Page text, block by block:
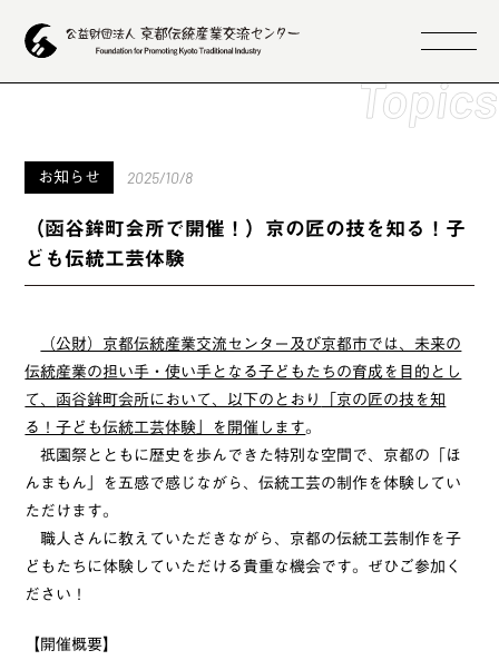
お知らせ 2025/10/8
（函谷鉾町会所で開催！）京の匠の技を知る！子
ども伝統工芸体験
（公財）京都伝統産業交流センター及び京都市では、未来の
伝統産業の担い手・使い手となる子どもたちの育成を目的とし
て、 函谷鉾町会所において、以下のとおり
「京の匠の技を知
る！子ども伝統工芸体験」を開催 します。
祇園祭とともに歴史を歩んできた特別な空間で、京都の「ほ
んまもん」を五感で感じながら、伝統工芸の制作を体験してい
ただけます。
職人さんに教えていただきながら、京都の伝統工芸制作を子
どもたちに体験していただける貴重な機会です。ぜひご参加く
ださい！
【開催概要】